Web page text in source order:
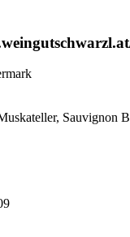
Sauvignon